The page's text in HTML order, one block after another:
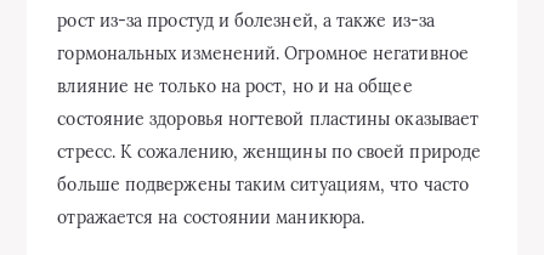
рост из-за простуд и болезней, а также из-за
гормональных изменений. Огромное негативное
влияние не только на рост, но и на общее
состояние здоровья ногтевой пластины оказывает
стресс. К сожалению, женщины по своей природе
больше подвержены таким ситуациям, что часто
отражается на состоянии маникюра.